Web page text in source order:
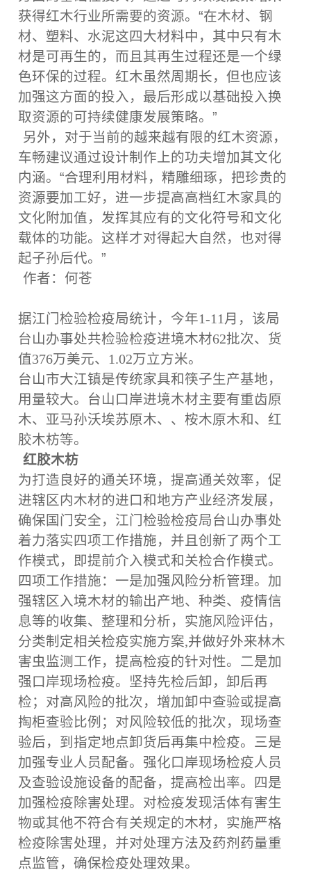
获得红木行业所需要的资源。“在木材、钢
材、塑料、水泥这四大材料中，其中只有木
材是可再生的，而且其再生过程还是一个绿
色环保的过程。红木虽然周期长，但也应该
加强这方面的投入，最后形成以基础投入换
取资源的可持续健康发展策略。”
另外，对于当前的越来越有限的红木资源，
车畅建议通过设计制作上的功夫增加其文化
内涵。“合理利用材料，精雕细琢，把珍贵的
资源要加工好，进一步提高高档红木家具的
文化附加值，发挥其应有的文化符号和文化
载体的功能。这样才对得起大自然，也对得
起子孙后代。”
作者：何苍
据江门检验检疫局统计，今年1-11月，该局
台山办事处共检验检疫进境木材62批次、货
值376万美元、1.02万立方米。
台山市大江镇是传统家具和筷子生产基地，
用量较大。台山口岸进境木材主要有重齿原
木、亚马孙沃埃苏原木、、桉木原木和、红
胶木枋等。
红胶木枋
为打造良好的通关环境，提高通关效率，促
进辖区内木材的进口和地方产业经济发展，
确保国门安全，江门检验检疫局台山办事处
着力落实四项工作措施，并且创新了两个工
作模式，即提前介入模式和关检合作模式。
四项工作措施：一是加强风险分析管理。加
强辖区入境木材的输出产地、种类、疫情信
息等的收集、整理和分析，实施风险评估，
分类制定相关检疫实施方案,并做好外来林木
害虫监测工作，提高检疫的针对性。二是加
强口岸现场检疫。坚持先检后卸，卸后再
检；对高风险的批次，增加卸中查验或提高
掏柜查验比例；对风险较低的批次，现场查
验后，到指定地点卸货后再集中检疫。三是
加强专业人员配备。强化口岸现场检疫人员
及查验设施设备的配备，提高检出率。四是
加强检疫除害处理。对检疫发现活体有害生
物或其他不符合有关规定的木材，实施严格
检疫除害处理，并对处理方法及药剂药量重
点监管，确保检疫处理效果。